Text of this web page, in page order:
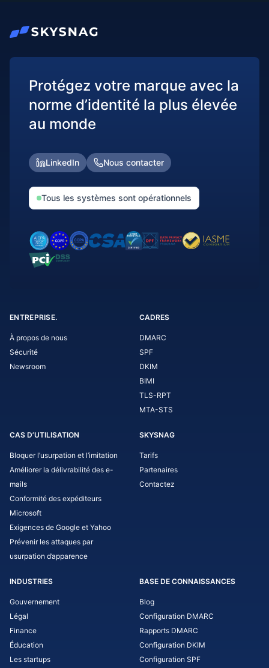
Protégez votre marque avec la
norme d’identité la plus élevée
au monde
LinkedIn Nous contacter
Tous les systèmes sont opérationnels
ENTREPRISE.
À propos de nous
Sécurité
Newsroom
CADRES
DMARC
SPF
DKIM
BIMI
TLS-RPT
MTA-STS
CAS D’UTILISATION
Bloquer l’usurpation et l’imitation
Améliorer la délivrabilité des e-
mails
Conformité des expéditeurs
Microsoft
Exigences de Google et Yahoo
Prévenir les attaques par
usurpation d’apparence
SKYSNAG
Tarifs
Partenaires
Contactez
INDUSTRIES
Gouvernement
Légal
Finance
Éducation
Les startups
BASE DE CONNAISSANCES
Blog
Configuration DMARC
Rapports DMARC
Configuration DKIM
Configuration SPF